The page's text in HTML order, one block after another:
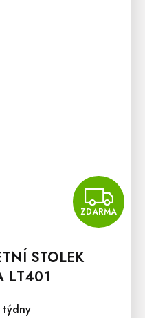
ZDARMA
STOLEK
LT401
týdny